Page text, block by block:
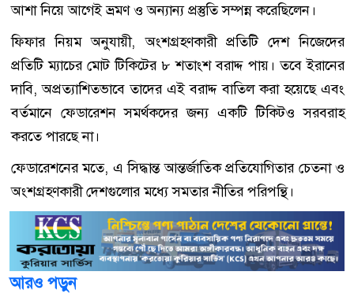
আশা নিয়ে আগেই ভ্রমণ ও অন্যান্য প্রস্তুতি সম্পন্ন করেছিলেন।
ফিফার নিয়ম অনুযায়ী, অংশগ্রহণকারী প্রতিটি দেশ নিজেদের
প্রতিটি ম্যাচের মোট টিকিটের ৮ শতাংশ বরাদ্দ পায়। তবে ইরানের
দাবি, অপ্রত্যাশিতভাবে তাদের এই বরাদ্দ বাতিল করা হয়েছে এবং
বর্তমানে ফেডারেশন সমর্থকদের জন্য একটি টিকিটও সরবরাহ
করতে পারছে না।
ফেডারেশনের মতে, এ সিদ্ধান্ত আন্তর্জাতিক প্রতিযোগিতার চেতনা ও
অংশগ্রহণকারী দেশগুলোর মধ্যে সমতার নীতির পরিপন্থি।
আরও পড়ুন